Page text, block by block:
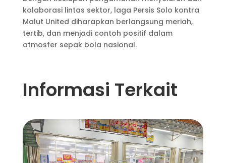
kolaborasi lintas sektor, laga Persis Solo kontra
Malut United diharapkan berlangsung meriah,
tertib, dan menjadi contoh positif dalam
atmosfer sepak bola nasional.
Informasi Terkait